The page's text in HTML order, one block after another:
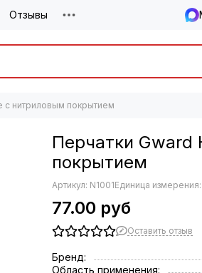
Отзывы
с нитриловым покрытием
Перчатки Gward
покрытием
Артикул: N1001Единица
77.00 руб
Оставить отзыв
Бренд:
Область применения: